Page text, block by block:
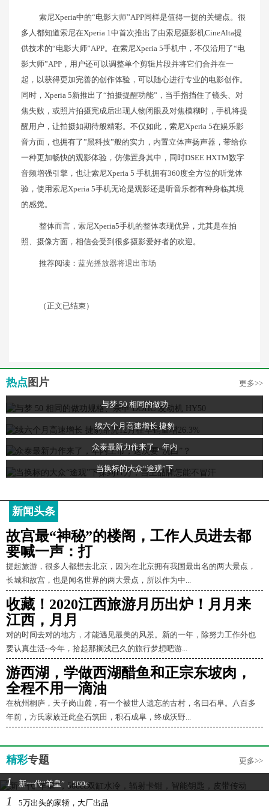
索尼Xperia中的“电影大师”APP同样是值得一提的关键点。很
多人都知道索尼在Xperia 1中首次推出了由索尼摄影机CineAlta提
供技术的“电影大师”APP。在索尼Xperia 5手机中，不仅沿用了“电
影大师”APP，用户还可以调整单个剪辑片段并将它们合并在一
起，以获得更加完善的创作体验，可以随心进行专业的电影创作。
同时，Xperia 5新推出了“拍摄提醒功能”，当手指挡住了镜头、对
焦失败，或照片拍摄完成后出现人物闭眼及对焦模糊时，手机将提
醒用户，让拍摄如期待般精彩。不仅如此，索尼Xperia 5在娱乐影
音方面，也拥有了”黑科技”般的实力，内置立体声扬声器，带给你
一种更加畅快的观影体验，仿佛置身其中，同时DSEE HXTM数字
音频增强引擎，也让索尼Xperia 5 手机拥有360度全方位的听觉体
验，使用索尼Xperia 5手机无论是观影还是听音乐都有种身临其境
的感觉。
整体而言，索尼Xperia5手机的整体表现优异，尤其是在拍
照、摄像方面，相信会受到很多摄影爱好者的欢迎。
推荐阅读： 蓝光播放器将退出市场
（正文已结束）
热点 图片 更多>>
与梦 50 相同的做功
续六个月高速增长 捷豹
众泰最新力作来了，年内
当换标的大众“途观”下
新闻头条
故宫最“神秘”的楼阁，工作人员进去都
要喊一声：打
提起旅游，很多人都想去北京，因为在北京拥有我国最出名的两大景点，
长城和故宫，也是闻名世界的两大景点，所以作为中...
收藏！2020江西旅游月历出炉！月月来
江西，月月
对的时间去对的地方，才能遇见最美的风景。新的一年，除努力工作外也
要认真生活~今年，拾起那搁浅已久的旅行梦想吧游...
游西湖，学做西湖醋鱼和正宗东坡肉，
全程不用一滴油
在杭州桐庐，天子岗山麓，有一个被世人遗忘的古村，名曰石阜。八百多
年前，方氏家族迁此垒石筑田，积石成阜，终成沃野...
精彩专题 更多>>
1 新一代“羊皇”，560c
1 5万出头的家轿，大厂出品